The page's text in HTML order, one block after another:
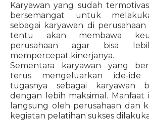
Karyawan yang sudah
bersemangat untuk
sebagai karyawan di
tentu akan membawa
perusahaan agar bisa
mempercepat kinerjanya.
Sementara karyawan yang
terus mengeluarkan ide-ide
tugasnya sebagai karyawan
dengan lebih maksimal. Manfaat
langsung oleh perusahaan dan
kegiatan pelatihan sukses